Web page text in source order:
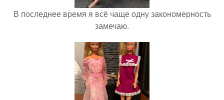
В последнее время я всё чаще одну закономерность
замечаю.